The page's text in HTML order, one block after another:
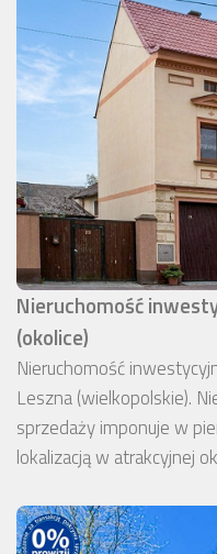
Nieruchomość
(okolice)
Nieruchomość
Leszna (wielkopolskie).
sprzedaży imponuje w
lokalizacją w atrakcyjnej